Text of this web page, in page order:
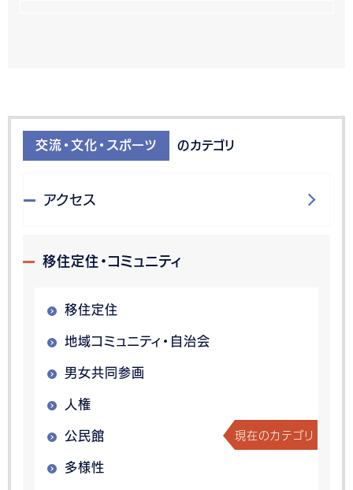
交流・文化・スポーツ のカテゴリ
アクセス
移住定住・コミュニティ
移住定住
地域コミュニティ・自治会
男女共同参画
人権
公民館 現在のカテゴリ
多様性